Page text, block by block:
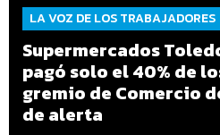
LA VOZ DE LOS TRABAJADORES
Supermercados
pagó solo el 40% de
gremio de Comercio
de alerta